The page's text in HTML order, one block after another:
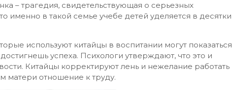
– трагедия, свидетельствующая о серьезных
именно в такой семье учебе детей уделяется в десятки
используют китайцы в воспитании могут показаться
успеха. Психологи утверждают, что это и
Китайцы корректируют лень и нежелание работать
матери отношение к труду.